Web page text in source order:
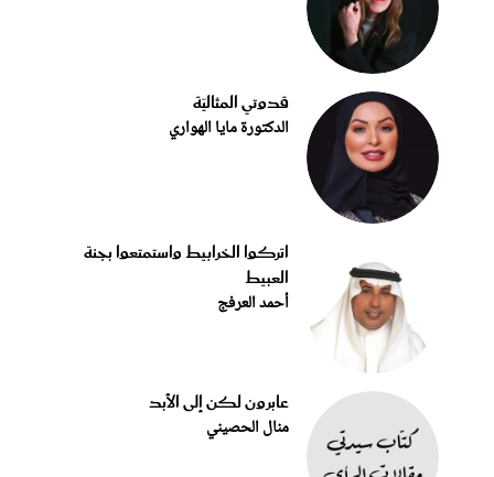
قدوتي المثاليّة
الدكتورة مايا الهواري
اتركوا الخرابيط واستمتعوا بجنة
العبيط
أحمد العرفج
عابرون لكن إلى الأبد
منال الحصيني